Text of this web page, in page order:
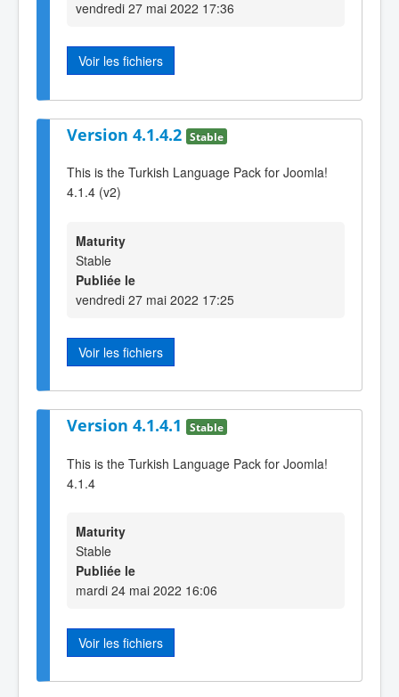
vendredi 27 mai 2022 17:36
Voir les fichiers
Version 4.1.4.2 Stable
This is the Turkish Language Pack for Joomla!
4.1.4 (v2)
Maturity
Stable
Publiée le
vendredi 27 mai 2022 17:25
Voir les fichiers
Version 4.1.4.1 Stable
This is the Turkish Language Pack for Joomla!
4.1.4
Maturity
Stable
Publiée le
mardi 24 mai 2022 16:06
Voir les fichiers